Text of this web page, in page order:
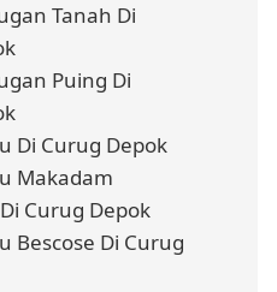
Tanah Di
Puing Di
Di Curug Depok
Makadam
Curug Depok
Bescose Di Curug